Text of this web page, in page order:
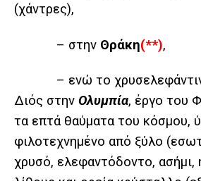
(χάντρες),
– στην Θράκη(**),
– ενώ το
Διός στην Ολυμπία, έργο του
τα επτά θαύματα του κόσμου,
φιλοτεχνημένο από ξύλο
χρυσό, ελεφαντόδοντο, ασήμι,